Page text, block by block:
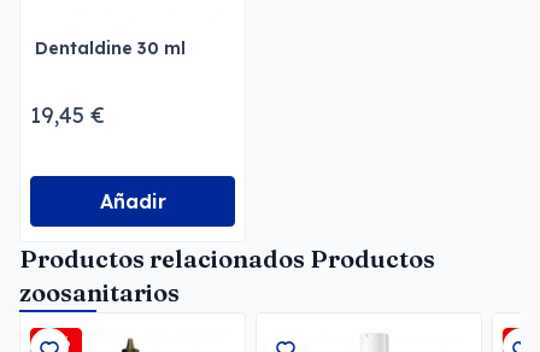
Dentaldine 30 ml
19,45 €
Añadir
Productos relacionados Productos
zoosanitarios
-3% -